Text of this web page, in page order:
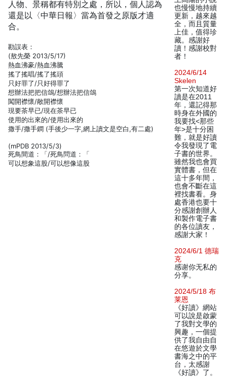
人物、景稱都有特別之處，所以，個人認為
還是以〈中華日報〉當為首發之原版才適
合。
勘誤表：
(敖先榮 2013/5/17)
熱血沸豪/熱血沸騰
搖了搖唱/搖了搖頭
只好罪了/只好得罪了
想辦法把把信鴿/想辦法把信鴿
闖開襟懷/敞開襟懷
現要茶早已/現在茶早已
使用的出來的/使用出來的
撒手/撒手鐧 (手後少一字,網上讀文是空白,有二處)
(mPDB 2013/5/3)
死鳥間道：「/死鳥問道：「
可以想象這股/可以想像這股
也慢慢地持續
更新，越來越
全，而且質量
上佳，值得珍
藏。感謝好
讀！感謝校對
者！
2024/6/14
Skelen
第一次知道好
讀是在2011
年，還記得那
時身在外國的
我要找<那些
年>是十分困
難，就是好讀
令我發現了電
子書的世界。
雖然我也會買
實體書，但在
這十多年間，
也會不斷在這
裡找書看。身
處香港也要十
分感謝創辦人
和製作電子書
的各位讀友，
感謝大家！
2024/6/1 德瑞
克
感谢你无私的
分享。
2024/5/18 布
莱恩
《好讀》網站
可以說是啟蒙
了我對文學的
興趣，一個提
供了我自由自
在悠遊於文學
書海之中的平
台，太感謝
《好讀》了。